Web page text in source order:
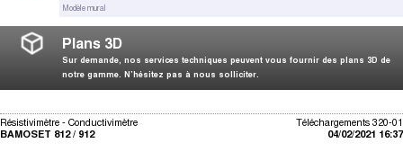
Modèle mural
Plans 3D
Sur demande, nos services techniques peuvent vous fournir des plans 3D de
notre gamme. N’hésitez pas à nous solliciter.
Téléchargements 320-01
04/02/2021 16:37
Résistivimètre - Conductivimètre
BAMOSET 812 / 912